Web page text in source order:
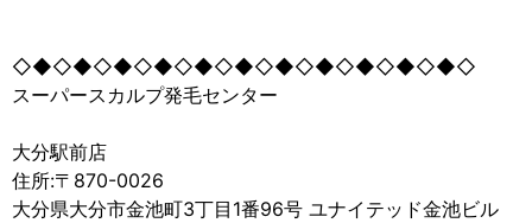
◇◆◇◆◇◆◇◆◇◆◇◆◇◆◇◆◇◆◇◆◇◆◇
スーパースカルプ発毛センター
大分駅前店
住所:〒870-0026
大分県大分市金池町3丁目1番96号 ユナイテッド金池ビル